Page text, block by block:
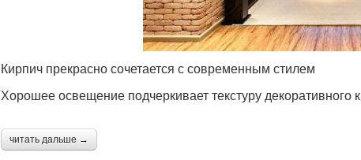
Кирпич прекрасно сочетается с современным стилем
Хорошее освещение подчеркивает текстуру декоративного
читать дальше →